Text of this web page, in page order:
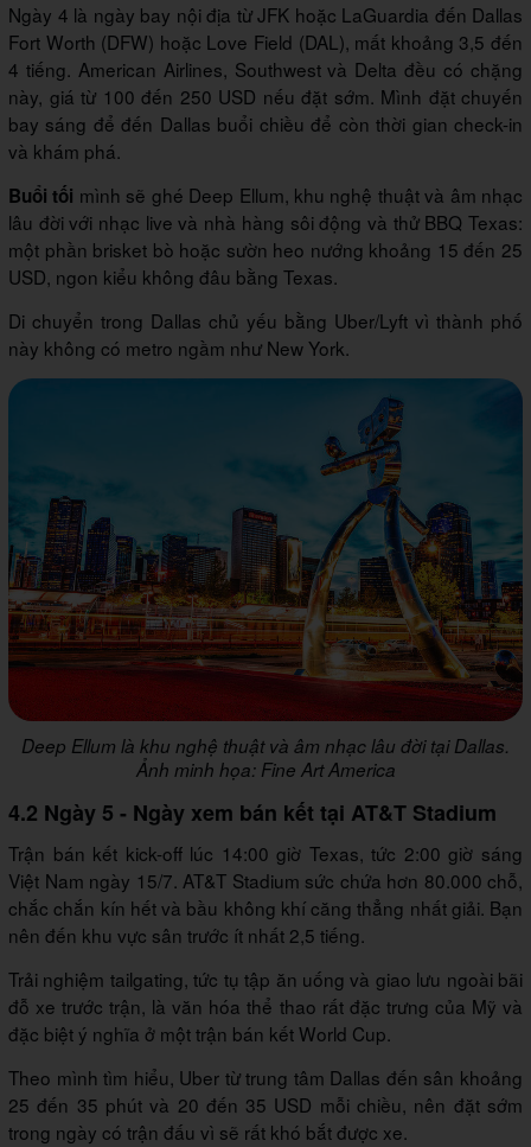
Ngày 4 là ngày bay nội địa từ JFK hoặc LaGuardia đến Dallas
Fort Worth (DFW) hoặc Love Field (DAL), mất khoảng 3,5 đến
4 tiếng. American Airlines, Southwest và Delta đều có chặng
này, giá từ 100 đến 250 USD nếu đặt sớm. Mình đặt chuyến
bay sáng để đến Dallas buổi chiều để còn thời gian check-in
và khám phá.
Buổi tối mình sẽ ghé Deep Ellum, khu nghệ thuật và âm nhạc
lâu đời với nhạc live và nhà hàng sôi động và thử BBQ Texas:
một phần brisket bò hoặc sườn heo nướng khoảng 15 đến 25
USD, ngon kiểu không đâu bằng Texas.
Di chuyển trong Dallas chủ yếu bằng Uber/Lyft vì thành phố
này không có metro ngầm như New York.
Deep Ellum là khu nghệ thuật và âm nhạc lâu đời tại Dallas.
Ảnh minh họa: Fine Art America
4.2 Ngày 5 - Ngày xem bán kết tại AT&T Stadium
Trận bán kết kick-off lúc 14:00 giờ Texas, tức 2:00 giờ sáng
Việt Nam ngày 15/7. AT&T Stadium sức chứa hơn 80.000 chỗ,
chắc chắn kín hết và bầu không khí căng thẳng nhất giải. Bạn
nên đến khu vực sân trước ít nhất 2,5 tiếng.
Trải nghiệm tailgating, tức tụ tập ăn uống và giao lưu ngoài bãi
đỗ xe trước trận, là văn hóa thể thao rất đặc trưng của Mỹ và
đặc biệt ý nghĩa ở một trận bán kết World Cup.
Theo mình tìm hiểu, Uber từ trung tâm Dallas đến sân khoảng
25 đến 35 phút và 20 đến 35 USD mỗi chiều, nên đặt sớm
trong ngày có trận đấu vì sẽ rất khó bắt được xe.